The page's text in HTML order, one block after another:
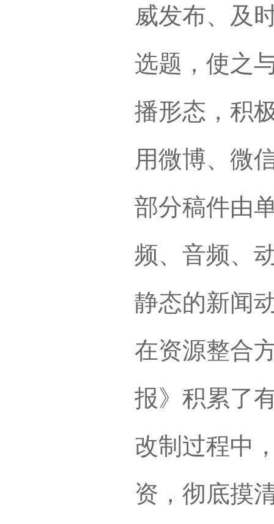
威发布、及
选题，使之
播形态，积
用微博、微
部分稿件由
频、音频、
静态的新闻
在资源整合
报》积累了
改制过程中
资，彻底摸